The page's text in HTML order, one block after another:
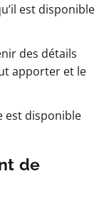
est disponible
des détails
apporter et le
est disponible
de